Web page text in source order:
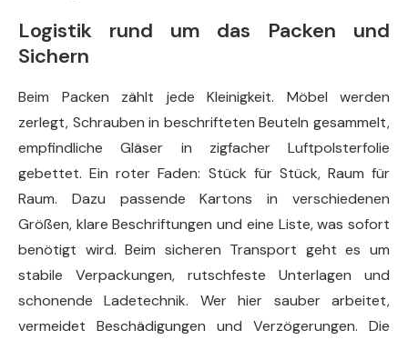
Logistik rund um das Packen und
Sichern
Beim Packen zählt jede Kleinigkeit. Möbel werden
zerlegt, Schrauben in beschrifteten Beuteln gesammelt,
empfindliche Gläser in zigfacher Luftpolsterfolie
gebettet. Ein roter Faden: Stück für Stück, Raum für
Raum. Dazu passende Kartons in verschiedenen
Größen, klare Beschriftungen und eine Liste, was sofort
benötigt wird. Beim sicheren Transport geht es um
stabile Verpackungen, rutschfeste Unterlagen und
schonende Ladetechnik. Wer hier sauber arbeitet,
vermeidet Beschädigungen und Verzögerungen. Die